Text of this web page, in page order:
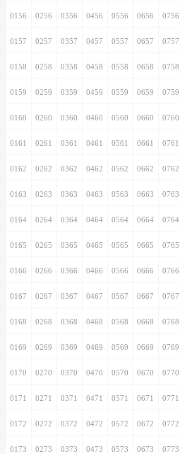
0156 0256 0356 0456 0556 0656 0756
0157 0257 0357 0457 0557 0657 0757
0158 0258 0358 0458 0558 0658 0758
0159 0259 0359 0459 0559 0659 0759
0160 0260 0360 0460 0560 0660 0760
0161 0261 0361 0461 0561 0661 0761
0162 0262 0362 0462 0562 0662 0762
0163 0263 0363 0463 0563 0663 0763
0164 0264 0364 0464 0564 0664 0764
0165 0265 0365 0465 0565 0665 0765
0166 0266 0366 0466 0566 0666 0766
0167 0267 0367 0467 0567 0667 0767
0168 0268 0368 0468 0568 0668 0768
0169 0269 0369 0469 0569 0669 0769
0170 0270 0370 0470 0570 0670 0770
0171 0271 0371 0471 0571 0671 0771
0172 0272 0372 0472 0572 0672 0772
0173 0273 0373 0473 0573 0673 0773